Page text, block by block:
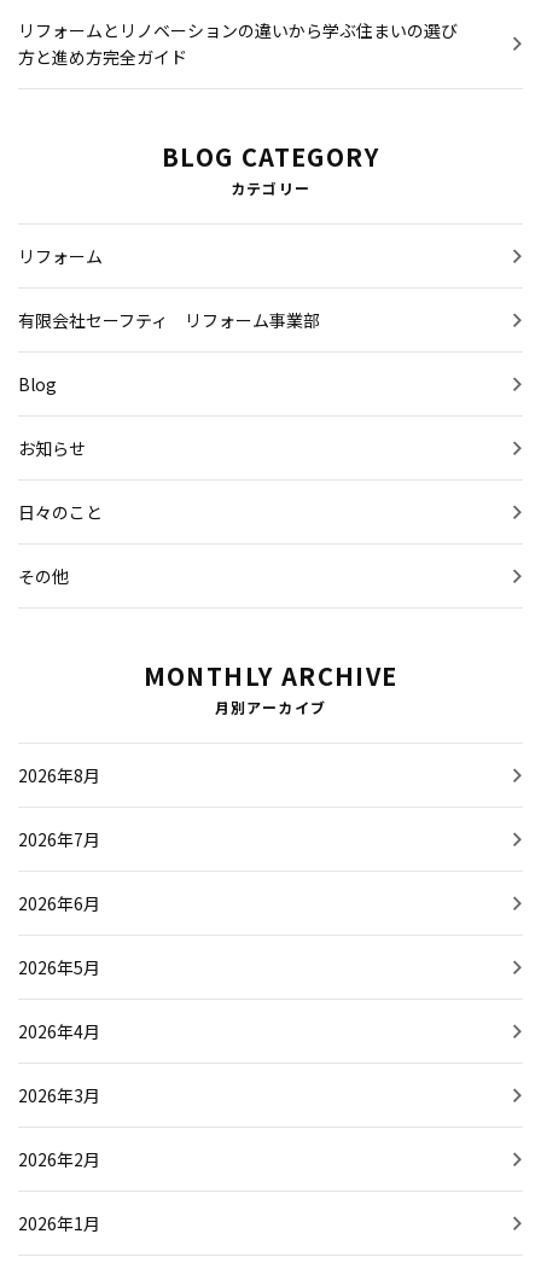
リフォームとリノベーションの違いから学ぶ住まいの選び
方と進め方完全ガイド
BLOG CATEGORY
カテゴリー
リフォーム
有限会社セーフティ リフォーム事業部
Blog
お知らせ
日々のこと
その他
MONTHLY ARCHIVE
月別アーカイブ
2026年8月
2026年7月
2026年6月
2026年5月
2026年4月
2026年3月
2026年2月
2026年1月